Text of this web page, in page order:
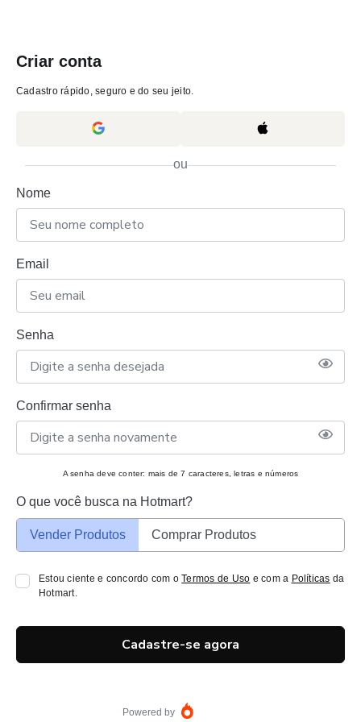
Criar conta
Cadastro rápido, seguro e do seu jeito.
ou
Nome
Email
Senha
Confirmar senha
A senha deve conter: mais de 7 caracteres, letras e números
O que você busca na Hotmart?
Vender Produtos Comprar Produtos
Estou ciente e concordo com oTermos de Uso e com a Políticas da
Hotmart.
Cadastre-se agora
Powered by